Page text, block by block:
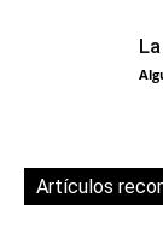
Artículos